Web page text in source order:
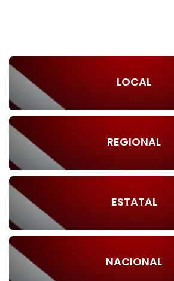
LOCAL
REGIONAL
ESTATAL
NACIONAL